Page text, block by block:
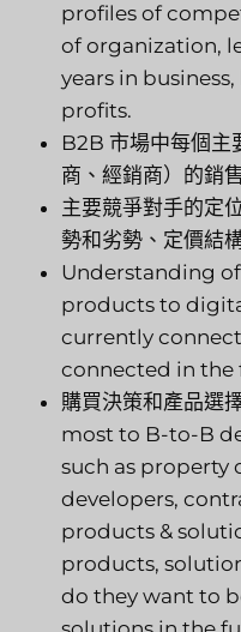
profiles of
of organization,
years in
profits.
B2B 市場中每個主
商、經銷商）的銷
主要競爭對手的定
勢和劣勢、定價結
Understanding
products to
currently
connected in the
購買決策和產品選
most to B-to-B
such as property
developers,
products &
products,
do they want to